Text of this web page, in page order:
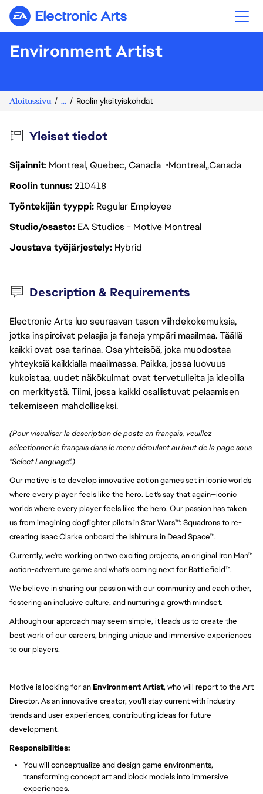
Electronic Arts
Environment Artist
Aloitussivu ... Roolin yksityiskohdat
Yleiset tiedot
Sijainnit: Montreal, Quebec, Canada Montreal Canada
Roolin tunnus210418
Työntekijän tyyppi Regular Employee
Studio/osasto EA Studios - Motive Montreal
Joustava työjärjestely Hybrid
Description & Requirements
Electronic Arts luo seuraavan tason viihdekokemuksia,
jotka inspiroivat pelaajia ja faneja ympäri maailmaa. Täällä
kaikki ovat osa tarinaa. Osa yhteisöä, joka muodostaa
yhteyksiä kaikkialla maailmassa. Paikka, jossa luovuus
kukoistaa, uudet näkökulmat ovat tervetulleita ja ideoilla
on merkitystä. Tiimi, jossa kaikki osallistuvat pelaamisen
tekemiseen mahdolliseksi.
(Pour visualiser la description de poste en français, veuillez
sélectionner le français dans le menu déroulant au haut de la page sous
"Select Language".)
Our motive is to develop innovative action games set in iconic worlds
where every player feels like the hero. Let's say that again—iconic
worlds where every player feels like the hero. Our passion has taken
us from imagining dogfighter pilots in Star Wars™: Squadrons to re-
creating Isaac Clarke onboard the Ishimura in Dead Space™.
Currently, we're working on two exciting projects, an original Iron Man™
action-adventure game and what's coming next for Battlefield™.
We believe in sharing our passion with our community and each other,
fostering an inclusive culture, and nurturing a growth mindset.
Although our approach may seem simple, it leads us to create the
best work of our careers, bringing unique and immersive experiences
to our players.
Motive is looking for an Environment Artist, who will report to the Art
Director. As an innovative creator, you'll stay current with industry
trends and user experiences, contributing ideas for future
development.
Responsibilities:
You will conceptualize and design game environments,
transforming concept art and block models into immersive
experiences.